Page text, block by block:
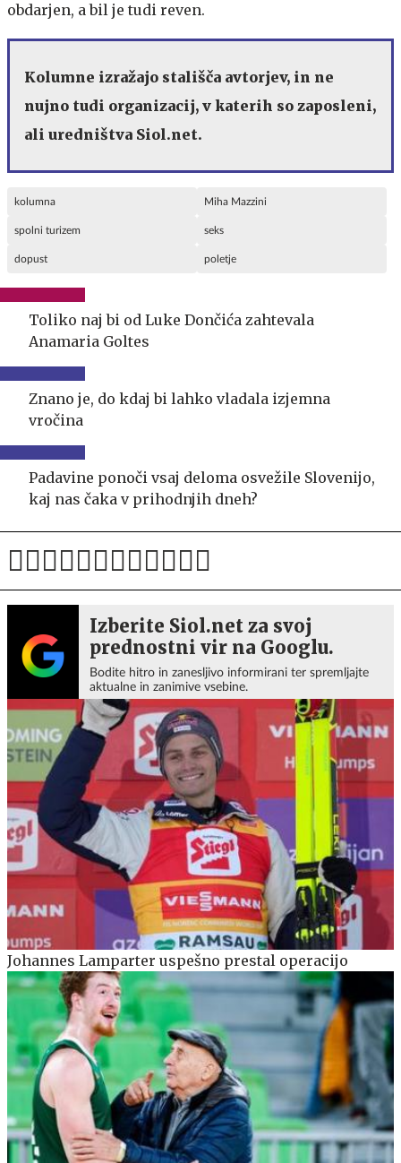
obdarjen, a bil je tudi reven.
Kolumne izražajo stališča avtorjev, in ne
nujno tudi organizacij, v katerih so zaposleni,
ali uredništva Siol.net.
kolumna Miha Mazzini
spolni turizem seks
dopust poletje
Toliko naj bi od Luke Dončića zahtevala
Anamaria Goltes
Znano je, do kdaj bi lahko vladala izjemna
vročina
Padavine ponoči vsaj deloma osvežile Slovenijo,
kaj nas čaka v prihodnjih dneh?
Izberite Siol.net za svoj
prednostni vir na Googlu.
Bodite hitro in zanesljivo informirani ter spremljajte
aktualne in zanimive vsebine.
Johannes Lamparter uspešno prestal operacijo